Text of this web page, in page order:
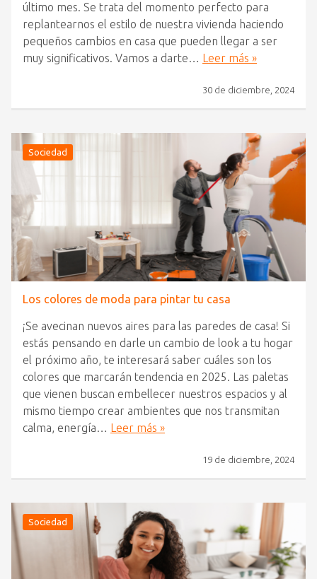
último mes. Se trata del momento perfecto para
replantearnos el estilo de nuestra vivienda haciendo
pequeños cambios en casa que pueden llegar a ser
muy significativos. Vamos a darte… Leer más »
30 de diciembre, 2024
Sociedad
Los colores de moda para pintar tu casa
¡Se avecinan nuevos aires para las paredes de casa! Si
estás pensando en darle un cambio de look a tu hogar
el próximo año, te interesará saber cuáles son los
colores que marcarán tendencia en 2025. Las paletas
que vienen buscan embellecer nuestros espacios y al
mismo tiempo crear ambientes que nos transmitan
calma, energía… Leer más »
19 de diciembre, 2024
Sociedad